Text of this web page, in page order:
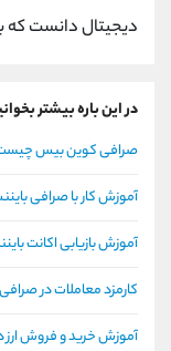
دیجیتال دانست که
در این باره بیشتر
صرافی کوین بیس
آموزش کار با صرافی
آموزش بازیابی اکانت
کارمزد معاملات در
آموزش خرید و فروش ارز